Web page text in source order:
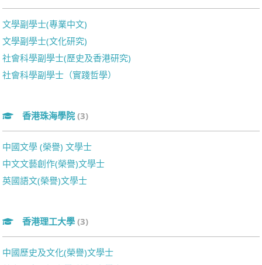
文學副學士(專業中文)
文學副學士(文化研究)
社會科學副學士(歷史及香港研究)
社會科學副學士（實踐哲學）
香港珠海學院 (3)
中國文學 (榮譽) 文學士
中文文藝創作(榮譽)文學士
英國語文(榮譽)文學士
香港理工大學 (3)
中國歷史及文化(榮譽)文學士